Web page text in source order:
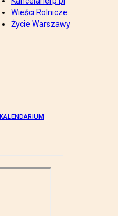
Wieści Rolnicze
Życie Warszawy
KALENDARIUM